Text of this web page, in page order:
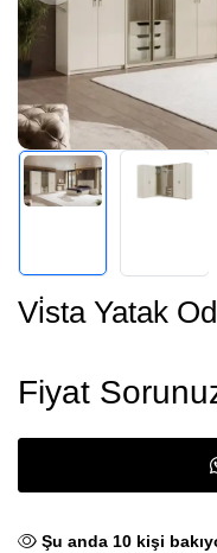
Vi̇sta Yatak
Fiyat
Şu anda 11kişi